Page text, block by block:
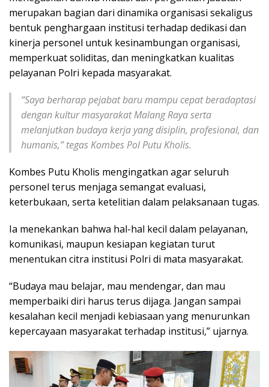
merupakan bagian dari dinamika organisasi sekaligus
bentuk penghargaan institusi terhadap dedikasi dan
kinerja personel untuk kesinambungan organisasi,
memperkuat soliditas, dan meningkatkan kualitas
pelayanan Polri kepada masyarakat.
“Saya berharap pejabat baru mampu cepat beradaptasi
dengan kultur masyarakat Malang Raya serta
melanjutkan budaya kerja yang disiplin, profesional, dan
humanis,” tegas Kombes Pol Putu Kholis.
Kombes Putu Kholis mengingatkan agar seluruh
personel terus menjaga semangat evaluasi,
keterbukaan, serta ketelitian dalam pelaksanaan tugas.
Ia menekankan bahwa hal-hal kecil dalam pelayanan,
komunikasi, maupun kesiapan kegiatan turut
menentukan citra institusi Polri di mata masyarakat.
“Budaya mau belajar, mau mendengar, dan mau
memperbaiki diri harus terus dijaga. Jangan sampai
kesalahan kecil menjadi kebiasaan yang menurunkan
kepercayaan masyarakat terhadap institusi,” ujarnya.